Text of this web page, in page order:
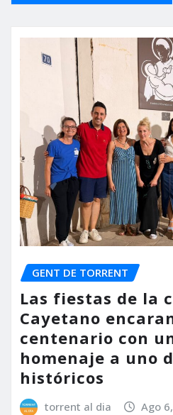
GENT DE TORRENT
Las fiestas de la
Cayetano
centenario con
homenaje a uno
históricos
torrent al dia Ago